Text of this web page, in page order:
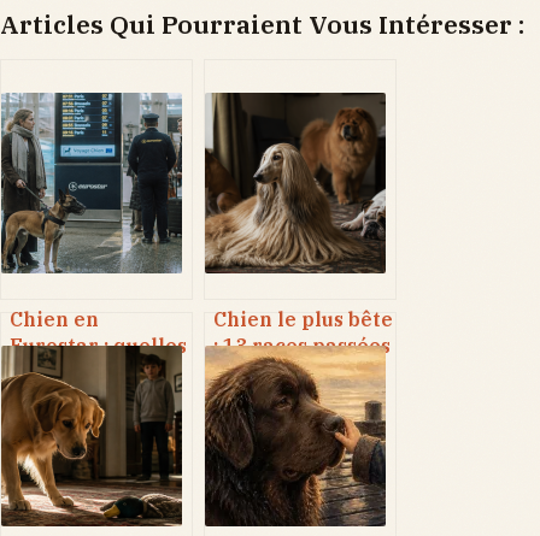
Articles Qui Pourraient Vous Intéresser :
Chien en
Eurostar : quelles
lignes autorisées,
quels tarifs et
quelles
alternatives ?
Chien le plus bête
: 13 races passées
au crible des tests
cognitifs